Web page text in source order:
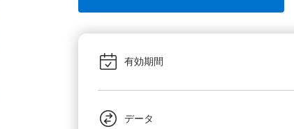
有効期間
データ